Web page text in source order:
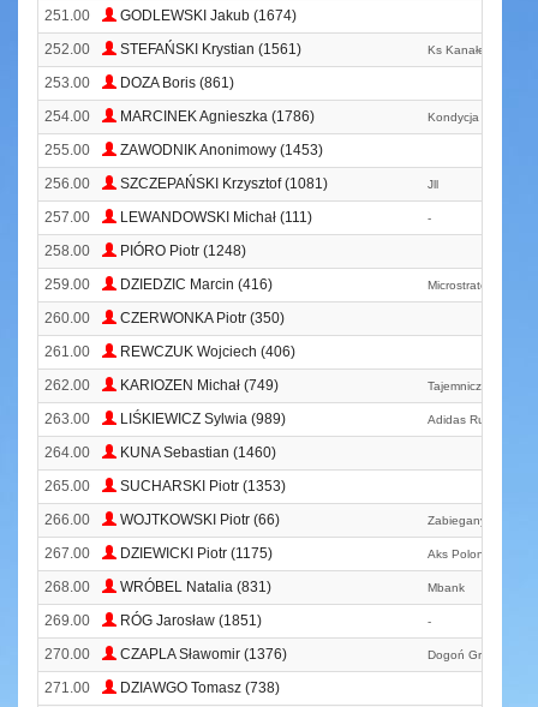
251.00
GODLEWSKI Jakub (1674)
252.00
STEFAŃSKI Krystian (1561) Ks Kanałek
253.00
DOZA Boris (861)
254.00
MARCINEK Agnieszka (1786) Kondycja
255.00
ZAWODNIK Anonimowy (1453)
256.00
SZCZEPAŃSKI Krzysztof (1081) Jll
257.00 LEWANDOWSKI Michał (111) -
258.00
PIÓRO Piotr (1248)
259.00
DZIEDZIC Marcin (416) Microstrategy
260.00
CZERWONKA Piotr (350)
261.00
REWCZUK Wojciech (406)
262.00
KARIOZEN Michał (749) Tajemniczy Don
263.00 LIŚKIEWICZ Sylwia (989) Adidas Runners
264.00
KUNA Sebastian (1460)
265.00
SUCHARSKI Piotr (1353)
266.00
WOJTKOWSKI Piotr (66) Zabiegany Wołomin
267.00 DZIEWICKI Piotr (1175) Aks Polonia
268.00 WRÓBEL Natalia (831) Mbank
269.00 RÓG Jarosław (1851) -
270.00 CZAPLA Sławomir (1376) Dogoń Grodzisk
271.00
DZIAWGO Tomasz (738)